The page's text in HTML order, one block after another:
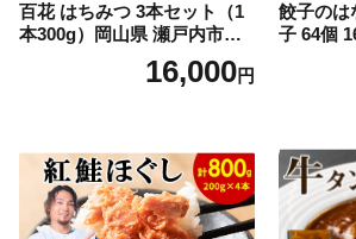
百花 はちみつ 3本セット（1
本300g）岡山県 瀬戸内市産
石黒農園 ヨーグルト パン 砂
糖の代わり 香り高い いい香
16,000円
餃子のは
子 64個
中華 点
野菜 お
ー ギフ